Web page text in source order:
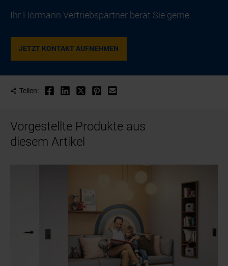
Ihr Hörmann Vertriebspartner berät Sie gerne:
JETZT KONTAKT AUFNEHMEN
Teilen:
Vorgestellte Produkte aus
diesem Artikel